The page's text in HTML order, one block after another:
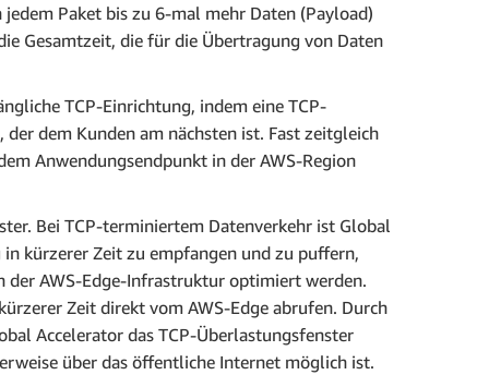
Paket bis zu 6-mal mehr Daten (Payload)
Gesamtzeit, die für die Übertragung von Daten
TCP-Einrichtung, indem eine TCP-
dem Kunden am nächsten ist. Fast zeitgleich
Anwendungsendpunkt in der AWS-Region
Bei TCP-terminiertem Datenverkehr ist Global
kürzerer Zeit zu empfangen und zu puffern,
der AWS-Edge-Infrastruktur optimiert werden.
Zeit direkt vom AWS-Edge abrufen. Durch
Accelerator das TCP-Überlastungsfenster
über das öffentliche Internet möglich ist.